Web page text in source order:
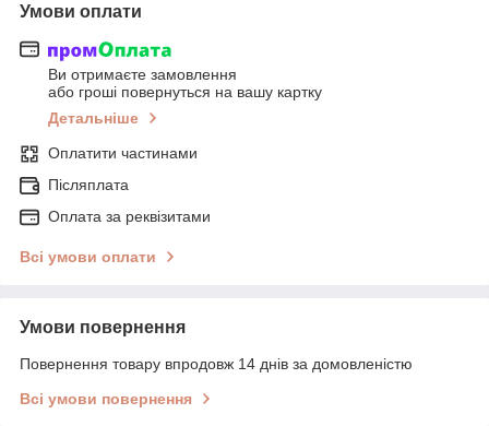
Умови оплати
Ви отримаєте замовлення
або гроші повернуться на вашу картку
Детальніше
Оплатити частинами
Післяплата
Оплата за реквізитами
Всі умови оплати
Умови повернення
Повернення товару впродовж 14 днів за домовленістю
Всі умови повернення